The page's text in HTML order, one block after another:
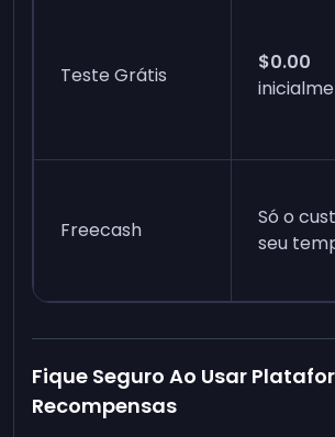
Teste Grátis
$0.00
Freecash
Só o
seu
Fique Seguro Ao Usar
Recompensas